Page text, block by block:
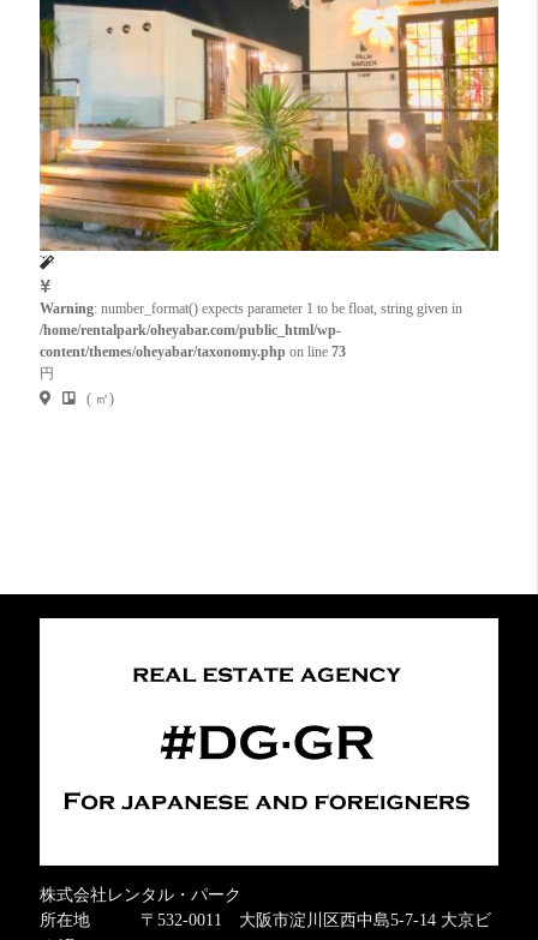
Warning: number_format() expects parameter 1 to be float, string given in
/home/rentalpark/oheyabar.com/public_html/wp-
content/themes/oheyabar/taxonomy.php on line 73
円
( ㎡)
株式会社レンタル・パーク
所在地 〒532-0011 大阪市淀川区西中島5-7-14 大京ビ